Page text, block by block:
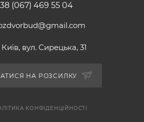
(067) 469 55 04
вул. Сирецька, 31
НА РОЗСИЛКУ
КОНФІДЕНЦІЙНОСТІ